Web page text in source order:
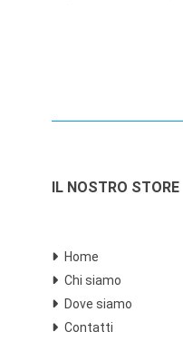
IL NOSTRO STORE
Home
Chi siamo
Dove siamo
Contatti